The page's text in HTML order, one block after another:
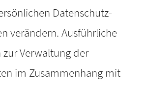
Datenschutz-
verändern. Ausführliche
Verwaltung der
im Zusammenhang mit